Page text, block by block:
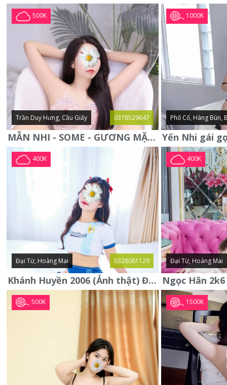
500K
Trần Duy Hưng, Cầu Giấy 0378529647
MẪN NHI - SOME - GƯƠNG MẶT XINH XẮN -CỰC CHIỀU KHÁCH
1000K
Phố Cổ, Hàng Bún,
400K
Đại Từ, Hoàng Mai 0328061129
Khánh Huyền 2006 (Ảnh thật) Đại từ - Hoàng Mai
400K
Đại Từ, Hoàng Mai
500K 1500K